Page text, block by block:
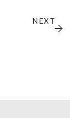
NEXT